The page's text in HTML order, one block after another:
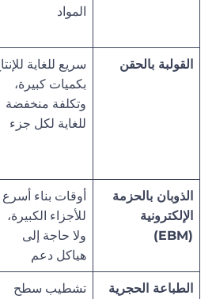
المواد
القولبة بالحقن
سريع للغاية
بكميات كبيرة،
وتكلفة منخفضة
للغاية لكل جزء
الذوبان بالحزمة
الإلكترونية
(EBM)
أوقات بناء أسرع
للأجزاء الكبيرة،
ولا حاجة إلى
هياكل دعم
الطباعة الحجرية
تشطيب سطح